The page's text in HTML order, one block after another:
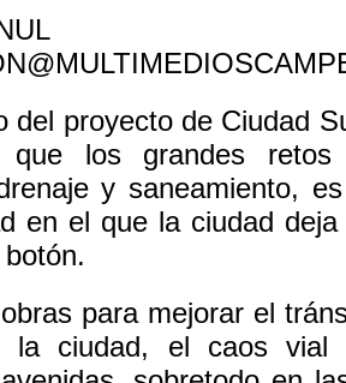
del proyecto de Ciudad
que los grandes
y saneamiento,
en el que la ciudad
para mejorar el
la ciudad, el caos vial